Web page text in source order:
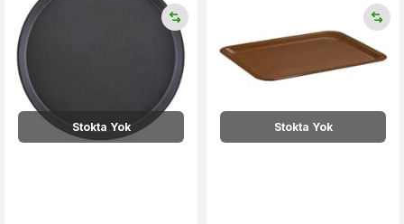
Stokta Yok Stokta Yok